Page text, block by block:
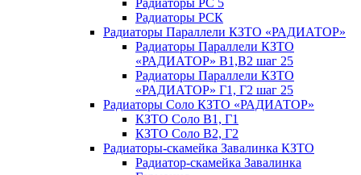
Радиаторы РС 5
Радиаторы РСК
Радиаторы Параллели КЗТО «РАДИАТОР»
Радиаторы Параллели КЗТО
«РАДИАТОР» В1,В2 шаг 25
Радиаторы Параллели КЗТО
«РАДИАТОР» Г1, Г2 шаг 25
Радиаторы Соло КЗТО «РАДИАТОР»
КЗТО Соло В1, Г1
КЗТО Соло В2, Г2
Радиаторы-скамейка Завалинка КЗТО
Радиатор-скамейка Завалинка